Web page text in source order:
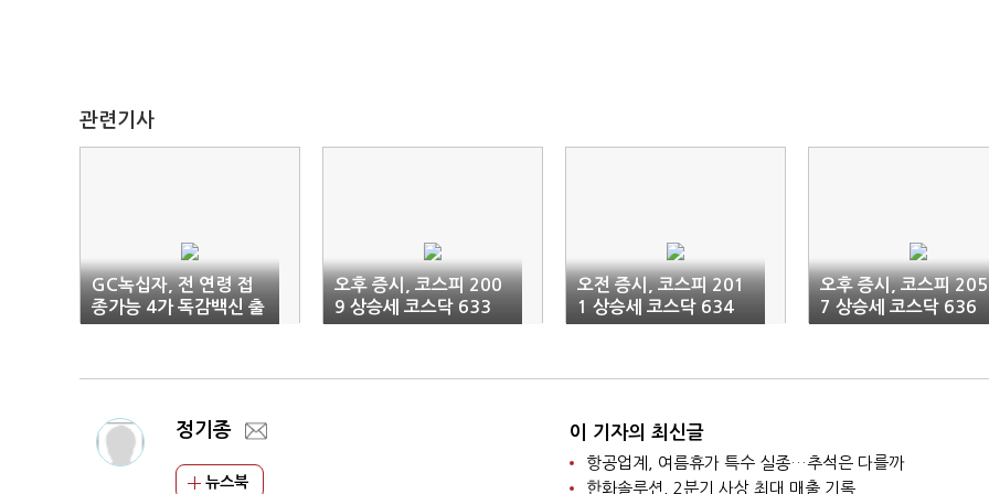
관련기사
GC녹십자, 전 연령 접
종가능 4가 독감백신 출
하 개시
오후 증시, 코스피 200
9 상승세 코스닥 633
상승세
오전 증시, 코스피 201
1 상승세 코스닥 634
상승세
오후 증시, 코스피 205
7 상승세 코스닥 636
상승세
정기종
뉴스북
이 기자의 최신글
항공업계, 여름휴가 특수 실종…추석은 다를까
한화솔루션, 2분기 사상 최대 매출 기록